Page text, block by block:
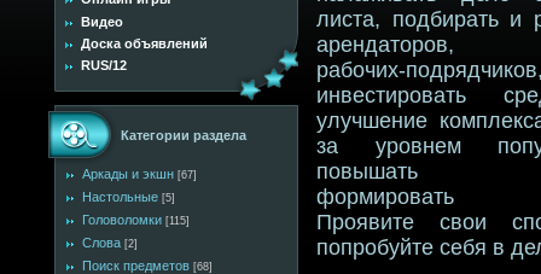
Видео
Доска объявлений
RUS/12
Категории раздела
Аркады и экшн [67]
Настольные [5]
Головоломки [115]
Слова [2]
Поиск предметов [68]
листа, подбирать и
арендаторов,
рабочих-
инвестировать
улучшение
за уровнем
повышать
формировать
Проявите свои
попробуйте себя в